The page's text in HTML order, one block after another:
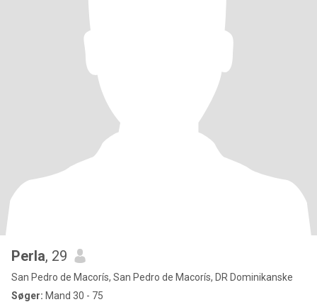
Perla, 29
San Pedro de Macorís, San Pedro de Macorís, DR Dominikanske
Søger: Mand 30 - 75